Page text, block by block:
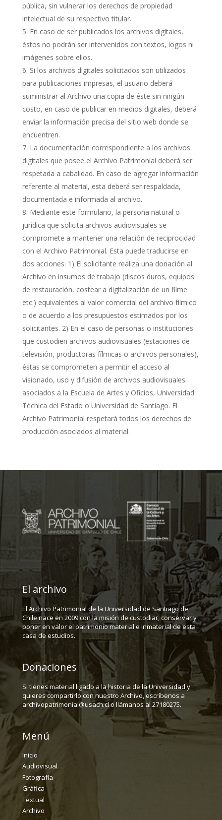
pública, sin vulnerar los derechos de propiedad
intelectual de su respectivo titular.
En caso de ser publicados los archivos digitales,
éstos no podrán ser intervenidos con textos, logos ni
imágenes sobre ellos.
Si los archivos digitales solicitados son utilizados
para publicaciones impresas, el usuario deberá
suministrar al Archivo una copia de éste sin ningún
costo, en caso de publicar en medios digitales, deberá
enviar la información precisa del sitio web donde se
encuentren.
La documentación correspondiente a los archivos
digitales que posee el Archivo Patrimonial deberá ser
respetada a cabalidad. En caso de agregar información
referente al material, esta deberá ser respaldada,
documentada e informada al archivo.
Mediante este formulario, la persona natural o
jurídica que solicita archivos audiovisuales se
compromete a mantener una relación de reciprocidad
con el Archivo Patrimonial. Esta puede traducirse en
dos acciones: 1) El solicitante realiza una donación al
Archivo en insumos de trabajo (discos duros, equipos
de restauración, costear a digitalización de un filme
etc.) equivalentes al valor comercial del archivo fílmico
o de acuerdo a los presupuestos estimados por los
solicitantes. 2) En el caso de personas o instituciones
que custodien archivos audiovisuales (estaciones de
televisión, productoras fílmicas o archivos personales),
éstas se comprometen a permitir el acceso al
visionado, uso y difusión de archivos audiovisuales
asociados a la Escuela de Artes y Oficios, Universidad
Técnica del Estado o Universidad de Santiago. El
Archivo Patrimonial respetará todos los derechos de
producción asociados al material.
El archivo
El Archivo Patrimonial de la Universidad de Santiago de
Chile nace en 2009 con la misión de custodiar, conservar y
poner en valor el patrimonio material e inmaterial de esta
casa de estudios.
Donaciones
Si tienes material ligado a la historia de la Universidad y
quieres compartirlo con nuestro Archivo, escríbenos a
archivopatrimonial@usach.cl o llámanos al 27180275.
Menú
Inicio
Audiovisual
Fotografía
Gráfica
Textual
Archivo